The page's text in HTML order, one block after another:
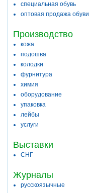
специальная обувь
оптовая продажа обуви
Производство
кожа
подошва
колодки
фурнитура
химия
оборудование
упаковка
лейбы
услуги
Выставки
СНГ
Журналы
русскоязычные